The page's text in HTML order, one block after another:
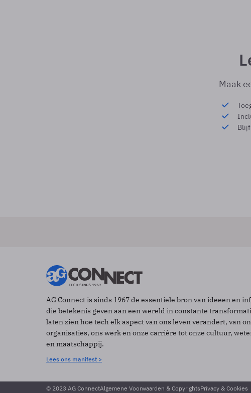
Maak
AG Connect is sinds 1967 de essentiële bron van ideeën en
die betekenis geven aan een wereld in constante
laten zien hoe tech elk aspect van ons leven verandert, van
organisaties, ons werk en onze carrière tot onze cultuur,
en maatschappij.
Lees ons manifest >
© 2023 AG ConnectAlgemene Voorwaarden & CopyrightsPrivacy & Cookies